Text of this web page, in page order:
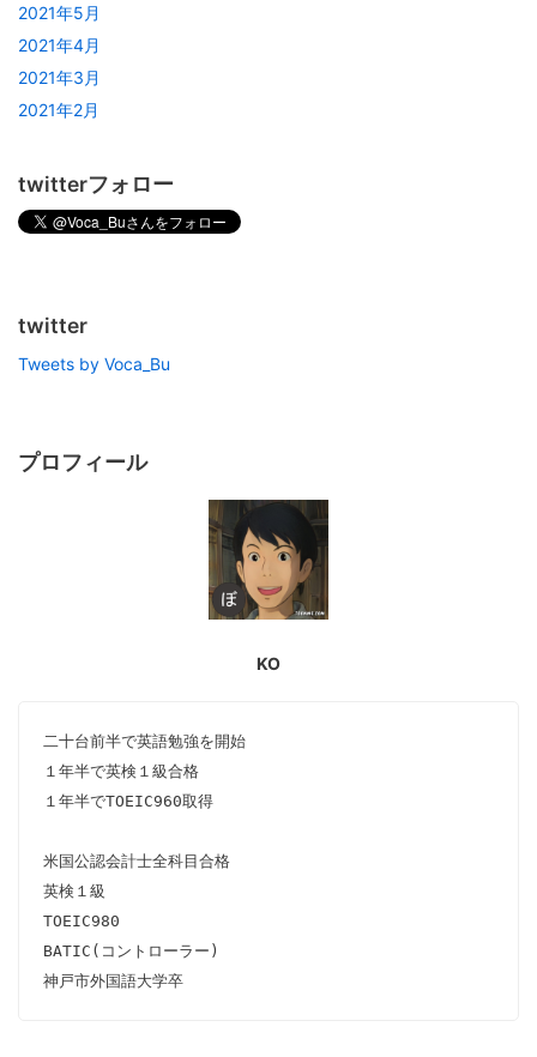
2021年5月
2021年4月
2021年3月
2021年2月
twitterフォロー
twitter
Tweets by Voca_Bu
プロフィール
KO
二十台前半で英語勉強を開始
１年半で英検１級合格
１年半でTOEIC960取得
米国公認会計士全科目合格
英検１級
TOEIC980
BATIC(コントローラー)
神戸市外国語大学卒